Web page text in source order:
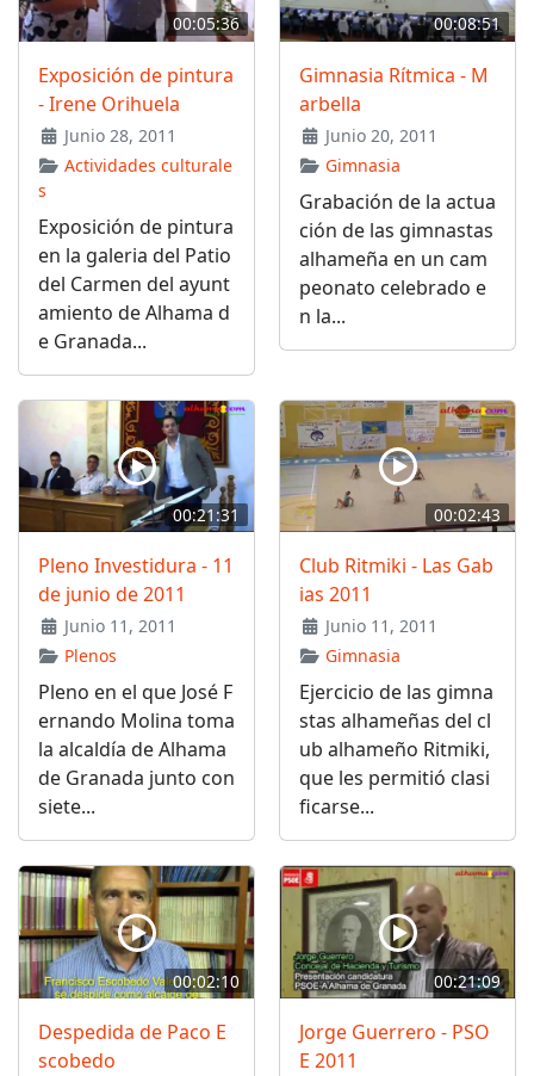
00:05:36
Exposición de pintura
- Irene Orihuela
Junio 28, 2011
Actividades culturale
s
Exposición de pintura
en la galeria del Patio
del Carmen del ayunt
amiento de Alhama d
e Granada...
00:08:51
Gimnasia Rítmica - M
arbella
Junio 20, 2011
Gimnasia
Grabación de la actua
ción de las gimnastas
alhameña en un cam
peonato celebrado e
n la...
00:21:31
Pleno Investidura - 11
de junio de 2011
Junio 11, 2011
Plenos
Pleno en el que José F
ernando Molina toma
la alcaldía de Alhama
de Granada junto con
siete...
00:02:43
Club Ritmiki - Las Gab
ias 2011
Junio 11, 2011
Gimnasia
Ejercicio de las gimna
stas alhameñas del cl
ub alhameño Ritmiki,
que les permitió clasi
ficarse...
00:02:10
Despedida de Paco E
scobedo
00:21:09
Jorge Guerrero - PSO
E 2011